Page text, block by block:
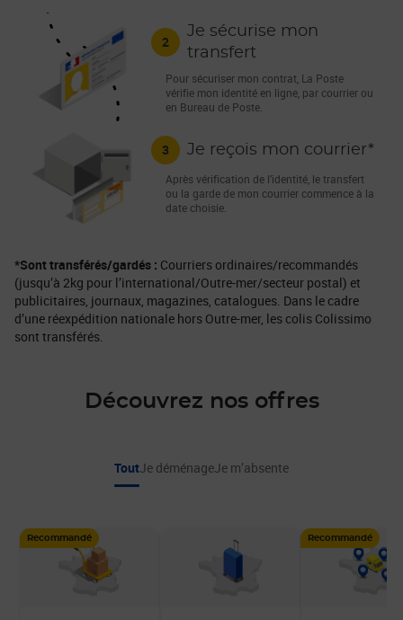
2
Je sécurise mon
transfert
Pour sécuriser mon contrat, La Poste
vérifie mon identité en ligne, par courrier ou
en Bureau de Poste.
3 Je reçois mon courrier*
Après vérification de l’identité, le transfert
ou la garde de mon courrier commence à la
date choisie.
*Sont transférés/gardés : Courriers ordinaires/recommandés
(jusqu’à 2kg pour l’international/Outre-mer/secteur postal) et
publicitaires, journaux, magazines, catalogues. Dans le cadre
d’une réexpédition nationale hors Outre-mer, les colis Colissimo
sont transférés.
Découvrez nos offres
ToutJe déménageJe m’absente
Recommandé Recommandé